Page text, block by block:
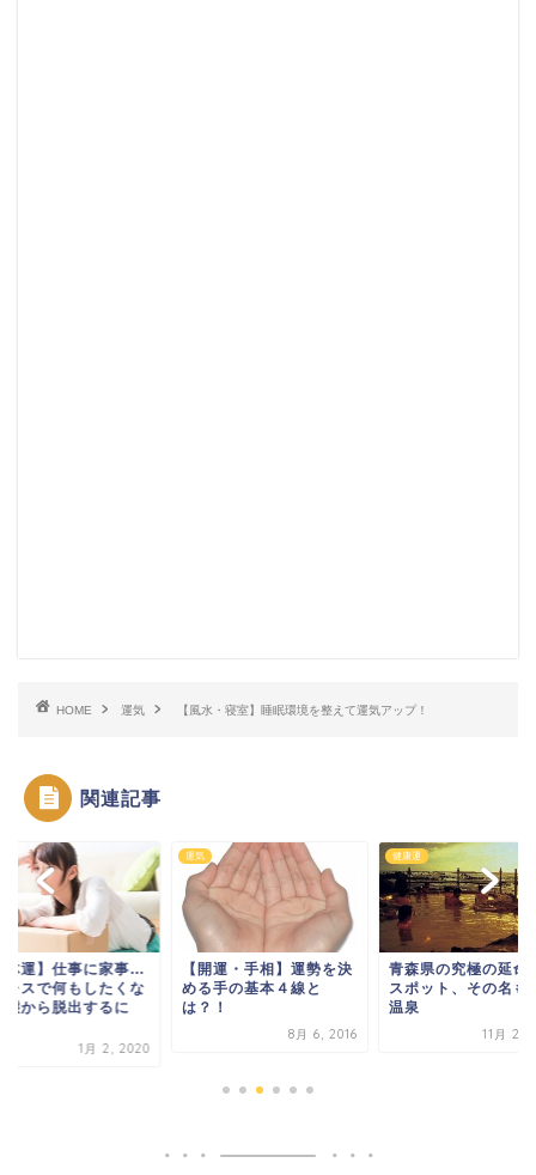
HOME 運気 【風水・寝室】睡眠環境を整えて運気アップ！
関連記事
運・手相】運勢を決
手の基本４線と
！
健康運
青森県の究極の延命長寿
スポット、その名も〇〇
温泉
11月 26, 2015
運気
【健康運・恋愛運】
ロリーなのに栄養満
点！？美容要素がた